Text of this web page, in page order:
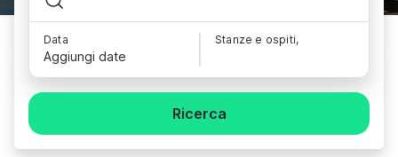
Data
Aggiungi date
Stanze e ospiti,
Ricerca